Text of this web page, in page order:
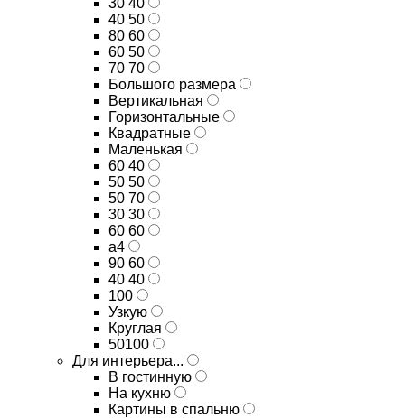
30 40
40 50
80 60
60 50
70 70
Большого размера
Вертикальная
Горизонтальные
Квадратные
Маленькая
60 40
50 50
50 70
30 30
60 60
а4
90 60
40 40
100
Узкую
Круглая
50100
Для интерьера...
В гостинную
На кухню
Картины в спальню